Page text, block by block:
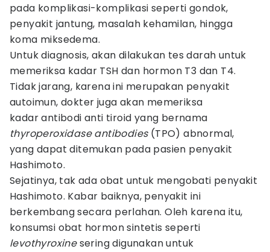
pada komplikasi-komplikasi seperti gondok,
penyakit jantung, masalah kehamilan, hingga
koma miksedema.
Untuk diagnosis, akan dilakukan tes darah untuk
memeriksa kadar TSH dan hormon T3 dan T4.
Tidak jarang, karena ini merupakan penyakit
autoimun, dokter juga akan memeriksa
kadar antibodi anti tiroid yang bernama
thyroperoxidase antibodies(TPO) abnormal,
yang dapat ditemukan pada pasien penyakit
Hashimoto.
Sejatinya, tak ada obat untuk mengobati penyakit
Hashimoto. Kabar baiknya, penyakit ini
berkembang secara perlahan. Oleh karena itu,
konsumsi obat hormon sintetis seperti
levothyroxinesering digunakan untuk